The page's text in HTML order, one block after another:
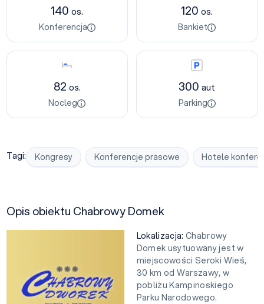
140os.
Konferencja
120os.
Bankiet
Nocleg
82 os.
Nocleg
Parking
300aut
Parking
Tagi: Kongresy Konferencje prasowe Hotele
Opis obiektu Chabrowy Domek
Lokalizacja:Chabrowy
Domek usytuowany jest w
miejscowości Seroki Wieś,
30 km od Warszawy, w
pobliżu Kampinoskiego
Parku Narodowego.